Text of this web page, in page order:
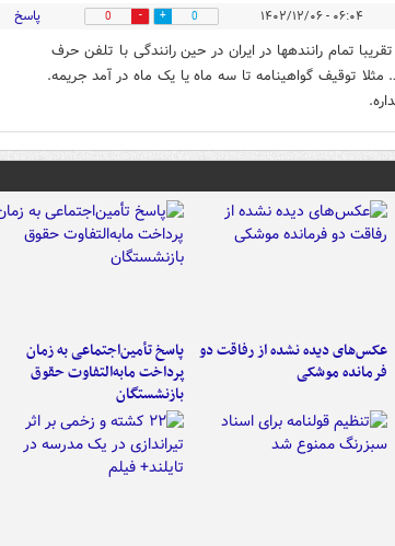
۰۶:۰۴ - ۱۴۰۲/۱۲/۰۶ 0
0 پاسخ
تمام رانندهها در ایران در حین رانندگی با تلفن حرف
مثلا توقیف گواهینامه تا سه ماه یا یک ماه در آمد جریمه.
عکس‌های دیده نشده از رفاقت دو
فرمانده‌ موشکی
پاسخ تأمین‌اجتماعی به زمان
پرداخت مابه‌التفاوت حقوق
بازنشستگان